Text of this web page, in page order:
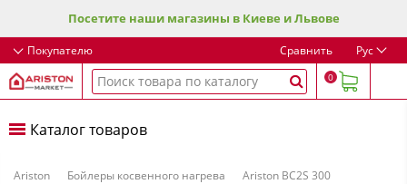
Посетите наши магазины в Киеве и Львове
Покупателю Сравнить Рус
0
Каталог товаров
Ariston Бойлеры косвенного нагрева Ariston BC2S 300